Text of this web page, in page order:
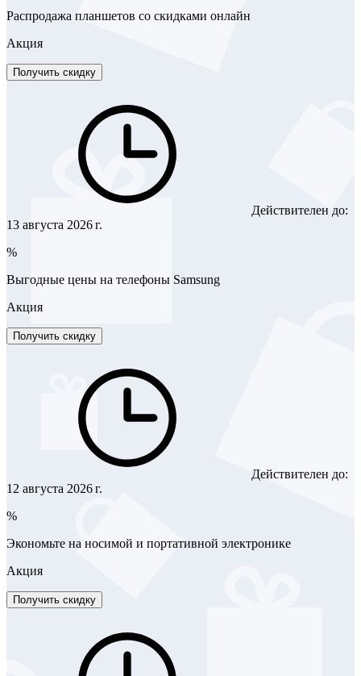
Распродажа планшетов со скидками онлайн
Акция
Получить скидку
Действителен до:
13 августа 2026 г.
%
Выгодные цены на телефоны Samsung
Акция
Получить скидку
Действителен до:
12 августа 2026 г.
%
Экономьте на носимой и портативной электронике
Акция
Получить скидку